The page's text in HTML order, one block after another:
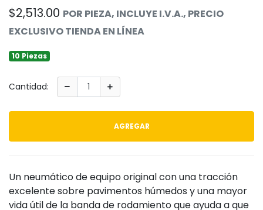
$2,513.00 POR PIEZA, INCLUYE I.V.A., PRECIO
EXCLUSIVO TIENDA EN LÍNEA
10 Piezas
Cantidad:
AGREGAR
Un neumático de equipo original con una tracción
excelente sobre pavimentos húmedos y una mayor
vida útil de la banda de rodamiento que ayuda a que